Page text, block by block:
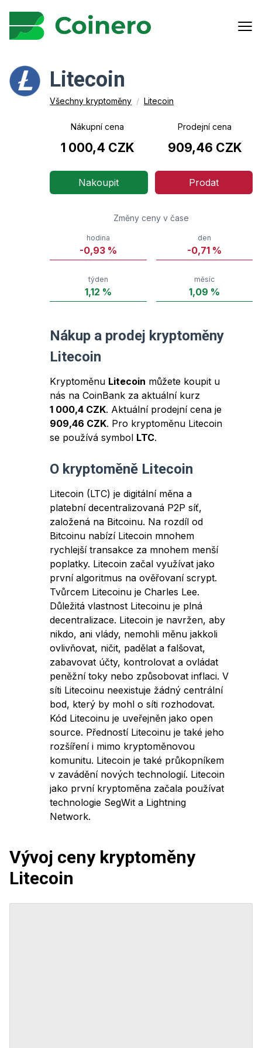
Litecoin
Všechny kryptoměny / Litecoin
Nákupní cena Prodejní cena
1 000,4 CZK 909,46 CZK
Nakoupit Prodat
Nákup a prodej kryptoměny
Litecoin
Kryptoměnu Litecoin můžete koupit u
nás na CoinBank za aktuální kurz
1 000,4 CZK. Aktuální prodejní cena je
909,46 CZK. Pro kryptoměnu Litecoin
se používá symbol LTC.
O kryptoměně Litecoin
Litecoin (LTC) je digitální měna a
platební decentralizovaná P2P síť,
založená na Bitcoinu. Na rozdíl od
Bitcoinu nabízí Litecoin mnohem
rychlejší transakce za mnohem menší
poplatky. Litecoin začal využívat jako
první algoritmus na ověřovaní scrypt.
Tvůrcem Litecoinu je Charles Lee.
Důležitá vlastnost Litecoinu je plná
decentralizace. Litecoin je navržen, aby
nikdo, ani vlády, nemohli měnu jakkoli
ovlivňovat, ničit, padělat a falšovat,
zabavovat účty, kontrolovat a ovládat
peněžní toky nebo způsobovat inflaci. V
síti Litecoinu neexistuje žádný centrální
bod, který by mohl o síti rozhodovat.
Kód Litecoinu je uveřejněn jako open
source. Předností Litecoinu je také jeho
rozšíření i mimo kryptoměnovou
komunitu. Litecoin je také průkopníkem
v zavádění nových technologií. Litecoin
jako první kryptoměna začala používat
technologie SegWit a Lightning
Network.
Změny ceny v čase
hodina
-0,93%
den
-0,71%
týden
1,12 %
měsíc
1,09 %
Vývoj ceny kryptoměny
Litecoin